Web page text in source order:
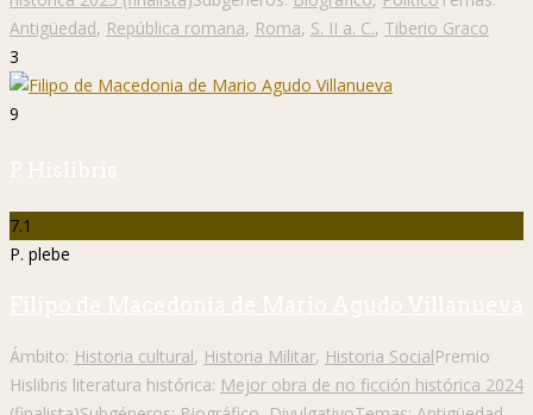
Antigüedad, República romana, Roma, S. II a. C., Tiberio Graco
3
9
P. Hislibris
7.1
P. plebe
Filipo de Macedonia de Mario Agudo Villanueva
Ámbito: Historia cultural, Historia Militar, Historia SocialPremio
Hislibris literatura histórica: Mejor obra de no ficción histórica 2024